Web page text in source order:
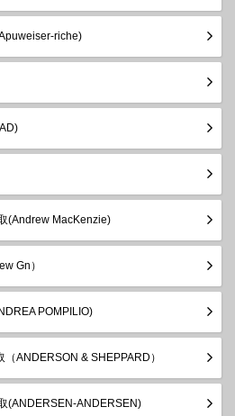
riche)
(Andrew MacKenzie)
Gn）
POMPILIO)
ANDERSON & SHEPPARD）
(ANDERSEN-ANDERSEN)